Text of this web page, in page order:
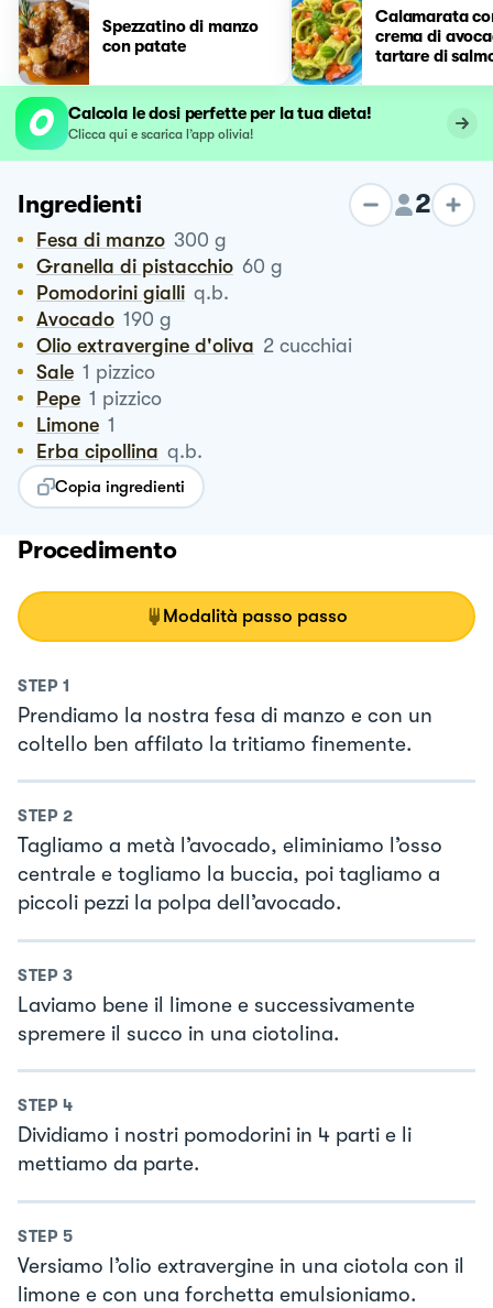
Spezzatino di manzo
con patate
Calamarata
crema di
tartare di
Calcola le dosi perfette per la tua dieta!
Clicca qui e scarica l’app olivia!
Ingredienti 2
Fesa di manzo 300 g
Granella di pistacchio 60 g
Pomodorini gialli q.b.
Avocado 190 g
Olio extravergine d'oliva 2 cucchiai
Sale 1 pizzico
Pepe 1 pizzico
Limone 1
Erba cipollina q.b.
Copia ingredienti
Procedimento
Modalità passo passo
STEP 1
Prendiamo la nostra fesa di manzo e con un
coltello ben affilato la tritiamo finemente.
STEP 2
Tagliamo a metà l’avocado, eliminiamo l’osso
centrale e togliamo la buccia, poi tagliamo a
piccoli pezzi la polpa dell’avocado.
STEP 3
Laviamo bene il limone e successivamente
spremere il succo in una ciotolina.
STEP 4
Dividiamo i nostri pomodorini in 4 parti e li
mettiamo da parte.
STEP 5
Versiamo l’olio extravergine in una ciotola con il
limone e con una forchetta emulsioniamo.